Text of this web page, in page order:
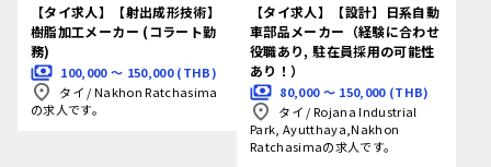
【タイ求人】【射出成形技術】
樹脂加工メーカー (コラート勤
務)
100,000 〜 150,000 (THB)
タイ /Nakhon Ratchasima
の求人です。
【タイ求人】【設計】日系自動
車部品メーカー（経験に合わせ
役職あり, 駐在員採用の可能性
あり！）
80,000 〜 150,000 (THB)
タイ /Rojana Industrial
Park, Ayutthaya,Nakhon
Ratchasimaの求人です。